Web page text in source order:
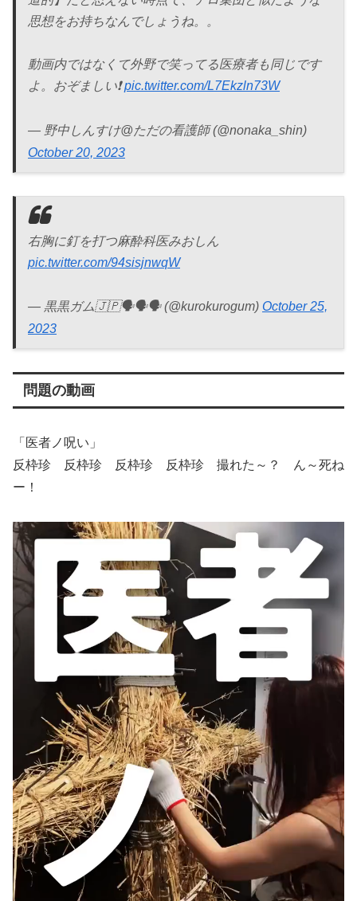
思想をお持ちなんでしょうね。。
動画内ではなくて外野で笑ってる医療者も同じです
よ。おぞましい❗️pic.twitter.com/L7Ekzln73W
— 野中しんすけ@ただの看護師 (@nonaka_shin)
October 20, 2023
右胸に釘を打つ麻酔科医みおしん
pic.twitter.com/94sisjnwqW
— 黒黒ガム🇯🇵🗣️🗣️🗣️ (@kurokurogum) October 25,
2023
問題の動画
「医者ノ呪い」
反枠珍 反枠珍 反枠珍 反枠珍 撮れた～？ ん～死ね
ー！